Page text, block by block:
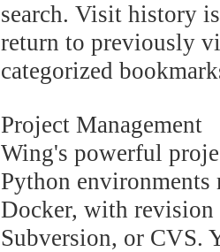
search. Visit history
return to previously
categorized
Project Management
Wing's powerful
Python environments
Docker, with
Subversion, or CVS.